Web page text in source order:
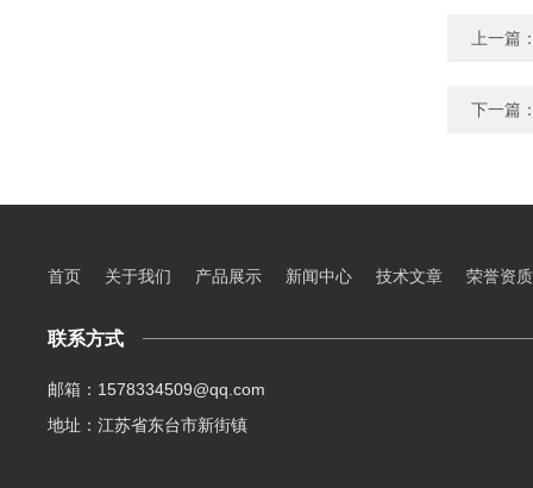
上一篇
下一篇
首页 关于我们 产品展示 新闻中心 技术文章 荣誉资质
联系方式
邮箱：1578334509@qq.com
地址：江苏省东台市新街镇